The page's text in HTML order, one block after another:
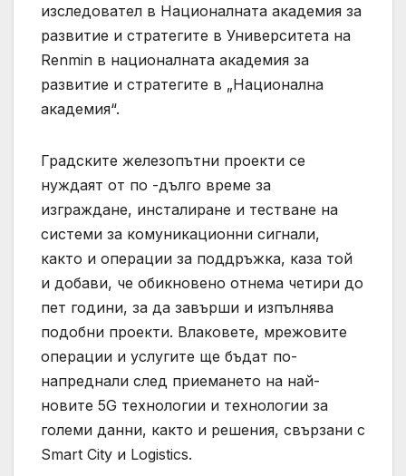
изследовател в Националната академия за
развитие и стратегите в Университета на
Renmin в националната академия за
развитие и стратегите в „Национална
академия“.
Градските железопътни проекти се
нуждаят от по -дълго време за
изграждане, инсталиране и тестване на
системи за комуникационни сигнали,
както и операции за поддръжка, каза той
и добави, че обикновено отнема четири до
пет години, за да завърши и изпълнява
подобни проекти. Влаковете, мрежовите
операции и услугите ще бъдат по-
напреднали след приемането на най-
новите 5G технологии и технологии за
големи данни, както и решения, свързани с
Smart City и Logistics.